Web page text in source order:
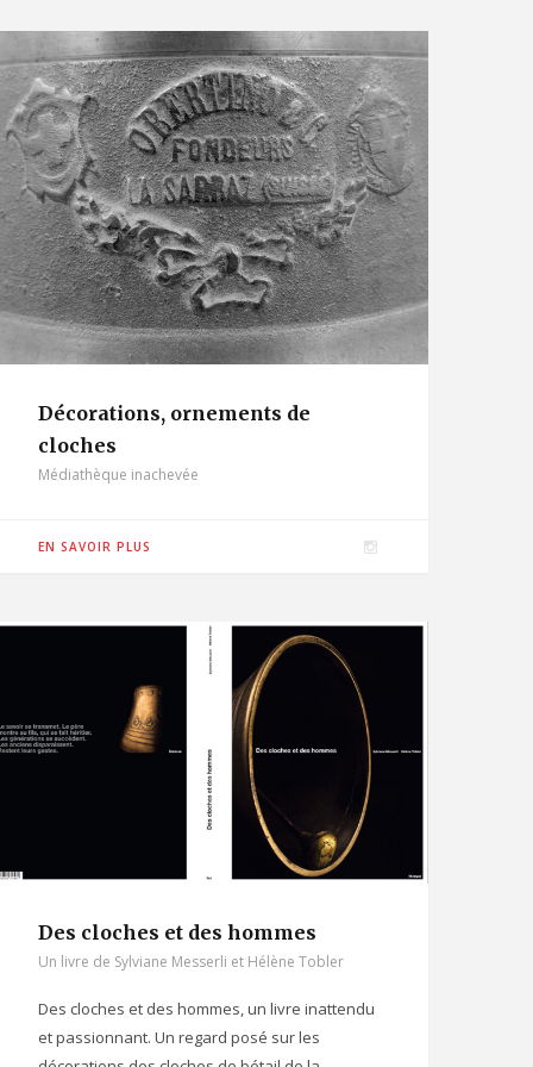
Décorations, ornements de
cloches
Médiathèque inachevée
EN SAVOIR PLUS
I
Des cloches et des hommes
Un livre de Sylviane Messerli et Hélène Tobler
Des cloches et des hommes, un livre inattendu
et passionnant. Un regard posé sur les